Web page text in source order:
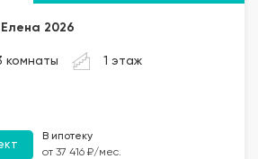
Елена 2026
комнаты 1 этаж
В ипотеку
от 37 416 ₽/мес.